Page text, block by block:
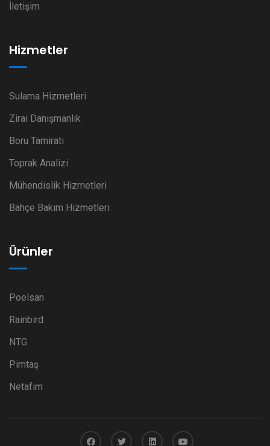
İletişim
Hizmetler
Sulama Hizmetleri
Zirai Danışmanlık
Boru Tamiratı
Toprak Analizi
Mühendislik Hizmetleri
Bahçe Bakım Hizmetleri
Ürünler
Poelsan
Rainbird
NTG
Pimtaş
Netafim